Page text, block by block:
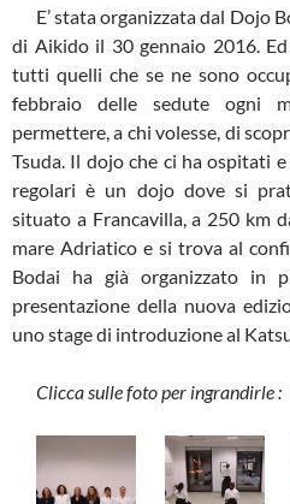
E’ stata organizzata dal Dojo
di Aikido il 30 gennaio 2016.
tutti quelli che se ne sono
febbraio delle sedute ogni
permettere, a chi volesse, di
Tsuda. Il dojo che ci ha ospitati
regolari è un dojo dove si
situato a Francavilla, a 250 km
mare Adriatico e si trova al
Bodai ha già organizzato in
presentazione della nuova
uno stage di introduzione al
Clicca sulle foto per ingrandirle :